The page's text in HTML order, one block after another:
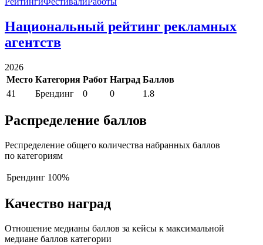
Национальный рейтинг рекламных
агентств
2026
Место Категория Работ Наград Баллов
41
Брендинг 0 0 1.8
Распределение баллов
Респределение общего количества набранных баллов
по категориям
Брендинг 100%
Качество наград
Отношение медианы баллов за кейсы к максимальной
медиане баллов категории